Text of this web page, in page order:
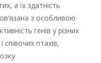
а їх здатність
з особливою
генів у різних
співочих птахів,